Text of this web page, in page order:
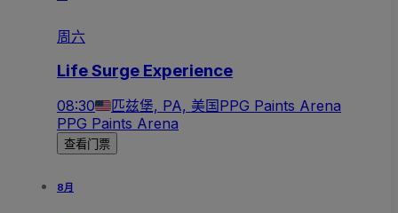
周六
Life Surge Experience
08:30 匹兹堡, PA, 美国PPG Paints Arena
PPG Paints Arena
查看门票
8月